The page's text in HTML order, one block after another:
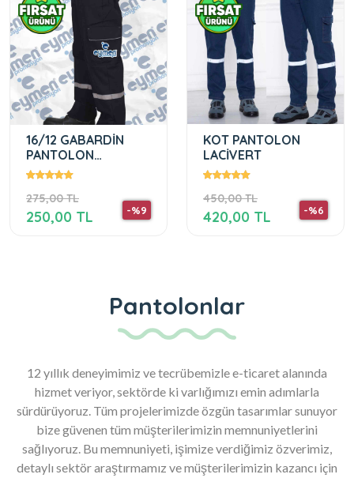
16/12 GABARDİN
PANTOLON
LACİVERT
275,00 TL
-%9
250,00 TL
KOT PANTOLON
LACİVERT
450,00 TL
-%6
420,00 TL
Pantolonlar
12 yıllık deneyimimiz ve tecrübemizle e-ticaret alanında
hizmet veriyor, sektörde ki varlığımızı emin adımlarla
sürdürüyoruz. Tüm projelerimizde özgün tasarımlar sunuyor
bize güvenen tüm müşterilerimizin memnuniyetlerini
sağlıyoruz. Bu memnuniyeti, işimize verdiğimiz özverimiz,
detaylı sektör araştırmamız ve müşterilerimizin kazancı için